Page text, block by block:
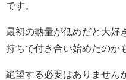
です。
最初の熱量が低めだと大好
持ちで付き合い始めたのか
絶望する必要はありません